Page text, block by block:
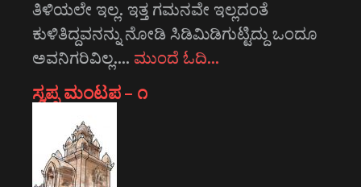
ತಿಳಿಯಲೇ ಇಲ್ಲ. ಇತ್ತ ಗಮನವೇ ಇಲ್ಲದಂತೆ
ಕುಳಿತಿದ್ದವನನ್ನು ನೋಡಿ ಸಿಡಿಮಿಡಿಗುಟ್ಟಿದ್ದು ಒಂದೂ
ಅವನಿಗರಿವಿಲ್ಲ.… ಮುಂದೆ ಓದಿ…
ಸ್ವಪ್ನ ಮಂಟಪ – ೧